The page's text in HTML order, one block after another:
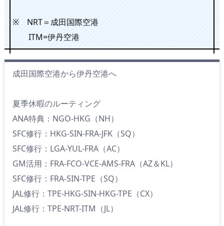
※ NRT＝成田国際空港
ITM=伊丹空港
成田国際空港から伊丹空港へ
夏季休暇のルーティング
ANA特典：NGO-HKG（NH）
SFC修行：HKG-SIN-FRA-JFK（SQ）
SFC修行：LGA-YUL-FRA（AC）
GM活用：FRA-FCO-VCE-AMS-FRA（AZ＆KL）
SFC修行：FRA-SIN-TPE（SQ）
JAL修行：TPE-HKG-SIN-HKG-TPE（CX）
JAL修行：TPE-NRT-ITM（JL）